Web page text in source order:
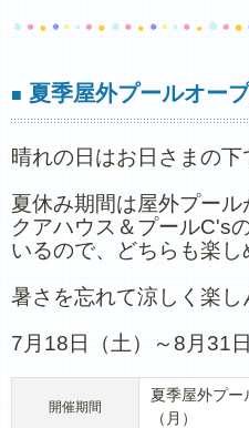
■ 夏季屋外プールオー
晴れの日はお日さまの下
夏休み期間は屋外プール
クアハウス＆プールC's
いるので、どちらも楽し
暑さを忘れて涼しく楽し
7月18日（土）～8月31
開催期間
夏季屋外プ
（月）